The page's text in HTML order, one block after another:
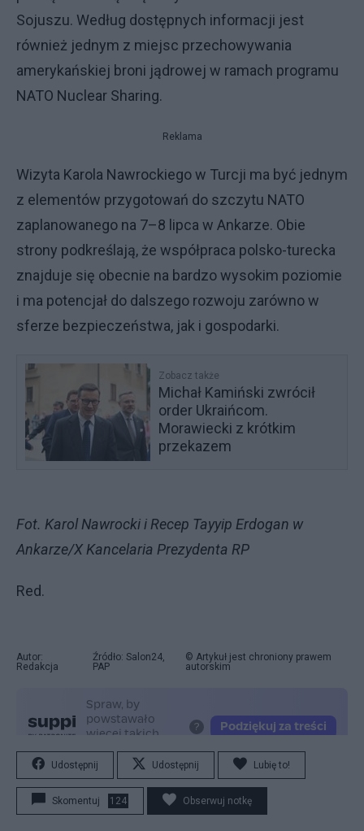
Sojuszu. Według dostępnych informacji jest
również jednym z miejsc przechowywania
amerykańskiej broni jądrowej w ramach programu
NATO Nuclear Sharing.
Reklama
Wizyta Karola Nawrockiego w Turcji ma być jednym
z elementów przygotowań do szczytu NATO
zaplanowanego na 7–8 lipca w Ankarze. Obie
strony podkreślają, że współpraca polsko-turecka
znajduje się obecnie na bardzo wysokim poziomie
i ma potencjał do dalszego rozwoju zarówno w
sferze bezpieczeństwa, jak i gospodarki.
Zobacz także
Michał Kamiński zwrócił
order Ukraińcom.
Morawiecki z krótkim
przekazem
Fot. Karol Nawrocki i Recep Tayyip Erdogan w
Ankarze/X Kancelaria Prezydenta RP
Red.
Autor:
Redakcja
Źródło: Salon24,
PAP
© Artykuł jest chroniony prawem
autorskim
Udostępnij Udostępnij Lubię to!
Skomentuj 124 Obserwuj notkę